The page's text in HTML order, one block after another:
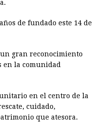
de fundado este 14 de
gran reconocimiento
en la comunidad
en el centro de la
cuidado,
que atesora.